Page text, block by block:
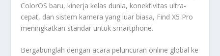
ColorOS baru, kinerja kelas dunia, konektivitas ultra-
cepat, dan sistem kamera yang luar biasa, Find X5 Pro
meningkatkan standar untuk smartphone.
Bergabunglah dengan acara peluncuran online global ke